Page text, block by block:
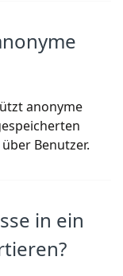
anonyme
Benutzer.
in ein